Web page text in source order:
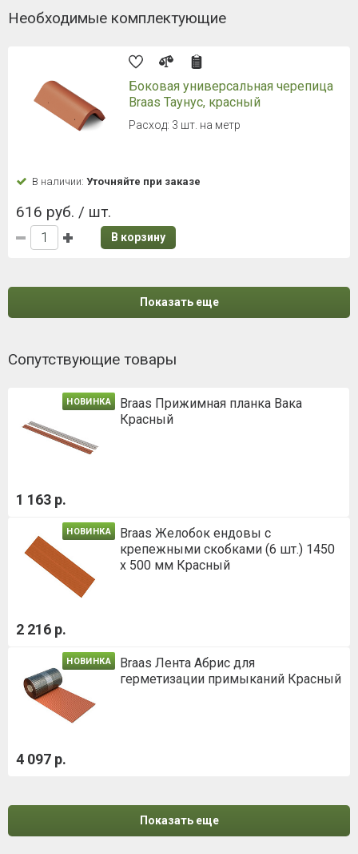
Необходимые комплектующие
Боковая универсальная черепица
Braas Таунус, красный
Расход: 3 шт. на метр
В наличии: Уточняйте при заказе
616 руб. / шт.
В корзину
Показать еще
Сопутствующие товары
НОВИНКА
Braas Прижимная планка Вака
Красный
1 163 р.
НОВИНКА
Braas Желобок ендовы с
крепежными скобками (6 шт.) 1450
х 500 мм Красный
2 216 р.
НОВИНКА
Braas Лента Абрис для
герметизации примыканий Красный
4 097 р.
Показать еще